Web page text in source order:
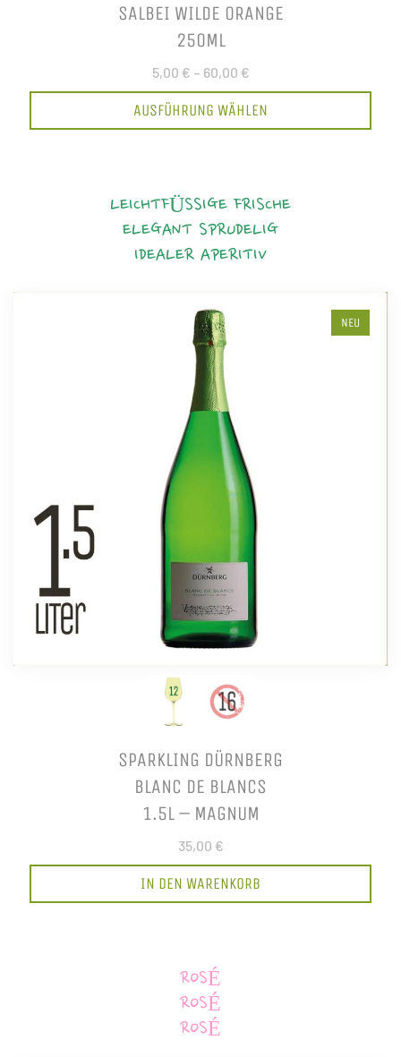
SALBEI WILDE ORANGE
250ML
5,00 € – 60,00 €
AUSFÜHRUNG WÄHLEN
LEICHTFÜSSIGE FRISCHE
ELEGANT SPRUDELIG
IDEALER APERITIV
NEU
SPARKLING DÜRNBERG
BLANC DE BLANCS
1.5L – MAGNUM
35,00 €
IN DEN WARENKORB
ROSÉ
ROSÉ
ROSÉ